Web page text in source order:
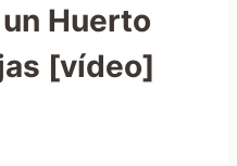
Huerto
[vídeo]